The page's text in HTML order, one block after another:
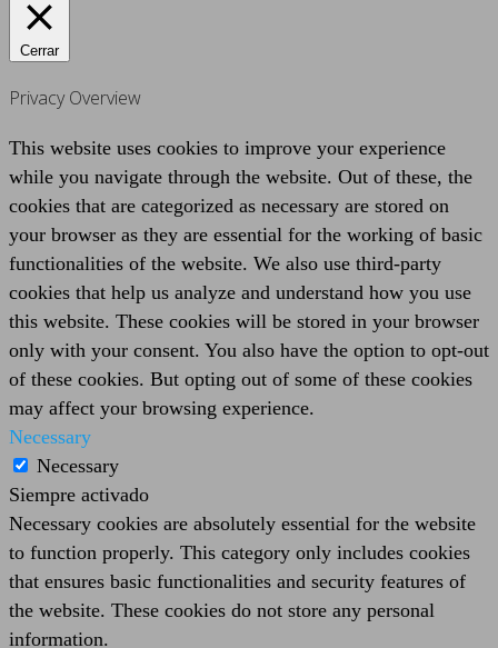
Cerrar
Privacy Overview
This website uses cookies to improve your experience
while you navigate through the website. Out of these, the
cookies that are categorized as necessary are stored on
your browser as they are essential for the working of basic
functionalities of the website. We also use third-party
cookies that help us analyze and understand how you use
this website. These cookies will be stored in your browser
only with your consent. You also have the option to opt-out
of these cookies. But opting out of some of these cookies
may affect your browsing experience.
Necessary
Necessary
Siempre activado
Necessary cookies are absolutely essential for the website
to function properly. This category only includes cookies
that ensures basic functionalities and security features of
the website. These cookies do not store any personal
information.